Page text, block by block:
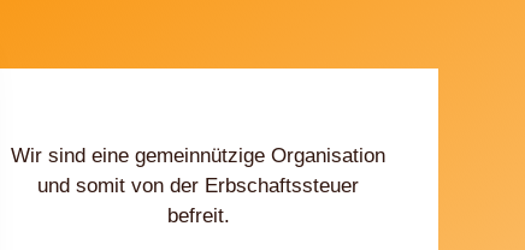
Wir sind eine gemeinnützige Organisation
und somit von der Erbschaftssteuer
befreit.